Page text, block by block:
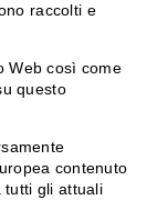
raccolti e
Web così come
questo
contenuto
tutti gli attuali